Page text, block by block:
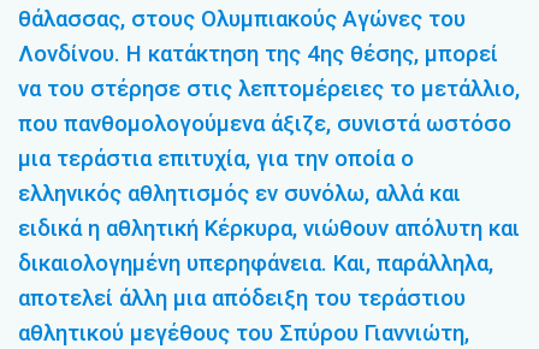
θάλασσας, στους Ολυμπιακούς Αγώνες του
Λονδίνου. Η κατάκτηση της 4ης θέσης, μπορεί
να του στέρησε στις λεπτομέρειες το μετάλλιο,
που πανθομολογούμενα άξιζε, συνιστά ωστόσο
μια τεράστια επιτυχία, για την οποία ο
ελληνικός αθλητισμός εν συνόλω, αλλά και
ειδικά η αθλητική Κέρκυρα, νιώθουν απόλυτη και
δικαιολογημένη υπερηφάνεια. Και, παράλληλα,
αποτελεί άλλη μια απόδειξη του τεράστιου
αθλητικού μεγέθους του Σπύρου Γιαννιώτη,